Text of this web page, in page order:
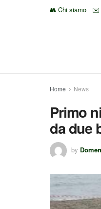
👥 Chi siamo ✉️
Home News
Primo
da due
by